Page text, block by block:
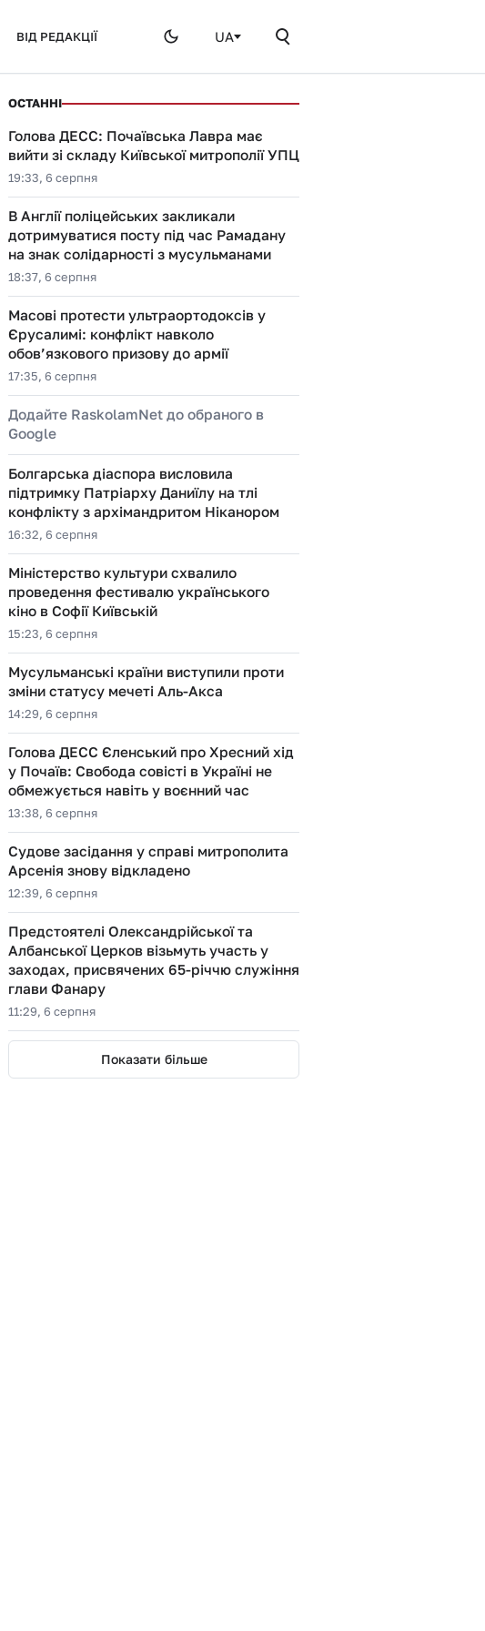
ВІД РЕДАКЦІЇ UA
ОСТАННІ
Голова ДЕСС: Почаївська Лавра має
вийти зі складу Київської митрополії УПЦ
19:33, 6 серпня
В Англії поліцейських закликали
дотримуватися посту під час Рамадану
на знак солідарності з мусульманами
18:37, 6 серпня
Масові протести ультраортодоксів у
Єрусалимі: конфлікт навколо
обов’язкового призову до армії
17:35, 6 серпня
Додайте RaskolamNet до обраного в
Google
Болгарська діаспора висловила
підтримку Патріарху Даниїлу на тлі
конфлікту з архімандритом Ніканором
16:32, 6 серпня
Міністерство культури схвалило
проведення фестивалю українського
кіно в Софії Київській
15:23, 6 серпня
Мусульманські країни виступили проти
зміни статусу мечеті Аль-Акса
14:29, 6 серпня
Голова ДЕСС Єленський про Хресний хід
у Почаїв: Свобода совісті в Україні не
обмежується навіть у воєнний час
13:38, 6 серпня
Судове засідання у справі митрополита
Арсенія знову відкладено
12:39, 6 серпня
Предстоятелі Олександрійської та
Албанської Церков візьмуть участь у
заходах, присвячених 65-річчю служіння
глави Фанару
11:29, 6 серпня
Показати більше